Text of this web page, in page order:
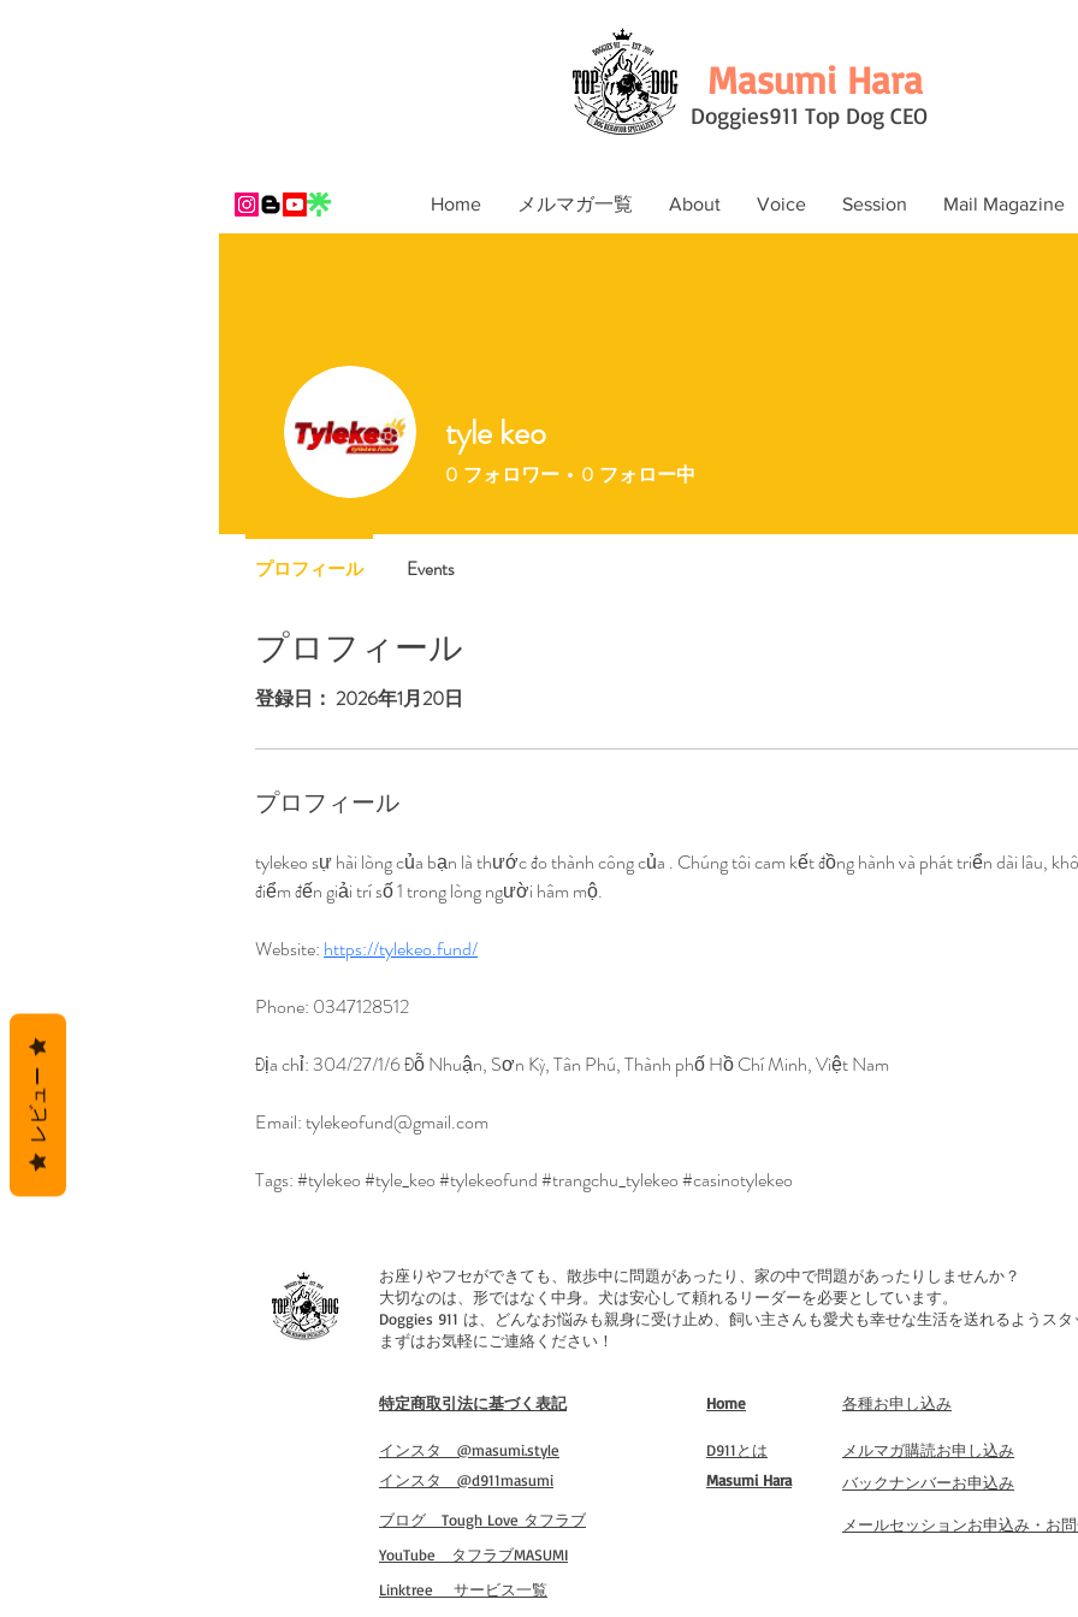
Masumi Hara
Doggies911 Top Dog CEO
Home メルマガ一覧 About Voice Session Mail Magazine
プロフィール
登録日： 2026年1月20日
プロフィール
tylekeo sự hài lòng của bạn là thước đo thành công của . Chúng tôi cam kết đồng hành và phát triển dài lâu,
điểm đến giải trí số 1 trong lòng người hâm mộ.
Website: https://tylekeo.fund/
Phone: 0347128512
Địa chỉ: 304/27/1/6 Đỗ Nhuận, Sơn Kỳ, Tân Phú, Thành phố Hồ Chí Minh, Việt Nam
Email: tylekeofund@gmail.com
Tags: #tylekeo #tyle_keo #tylekeofund #trangchu_tylekeo #casinotylekeo
tyle keo
0 フォロワー 0 フォロー中
プロフィール Events
お座りやフセができても、散歩中に問題があったり、家の中で問題があったりしませんか？
大切なのは、形ではなく中身。犬は安心して頼れるリーダーを必要としています。
Doggies 911 は、どんなお悩みも親身に受け止め、飼い主さんも愛犬も幸せな生活を送れるようスタ
まずはお気軽にご連絡ください！
特定商取引法に基づく表記 Home
​D911とは
​インスタ @masumi.style
​インスタ @d911masumi
​Masumi Hara
​ブログ Tough Love タフラブ
​各種お申し込み
​メルマガ購読お申し込み
​バックナンバーお申込み
メールセッションお申込み・お
​YouTube タフラブMASUMI
​Linktree サービス一覧
レビュー